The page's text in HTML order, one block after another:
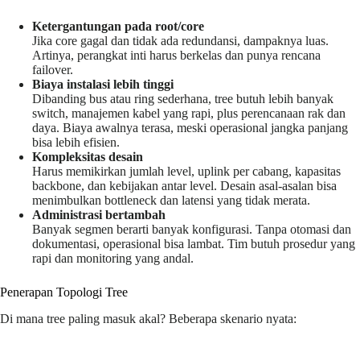
Ketergantungan pada root/core
Jika core gagal dan tidak ada redundansi, dampaknya luas.
Artinya, perangkat inti harus berkelas dan punya rencana
failover.
Biaya instalasi lebih tinggi
Dibanding bus atau ring sederhana, tree butuh lebih banyak
switch, manajemen kabel yang rapi, plus perencanaan rak dan
daya. Biaya awalnya terasa, meski operasional jangka panjang
bisa lebih efisien.
Kompleksitas desain
Harus memikirkan jumlah level, uplink per cabang, kapasitas
backbone, dan kebijakan antar level. Desain asal-asalan bisa
menimbulkan bottleneck dan latensi yang tidak merata.
Administrasi bertambah
Banyak segmen berarti banyak konfigurasi. Tanpa otomasi dan
dokumentasi, operasional bisa lambat. Tim butuh prosedur yang
rapi dan monitoring yang andal.
Penerapan Topologi Tree
Di mana tree paling masuk akal? Beberapa skenario nyata: